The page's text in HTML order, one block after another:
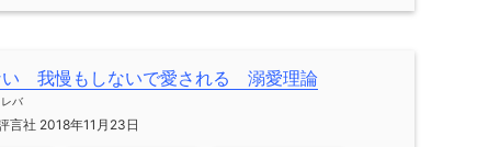
い 我慢もしないで愛される 溺愛理論
バ
社 2018年11月23日